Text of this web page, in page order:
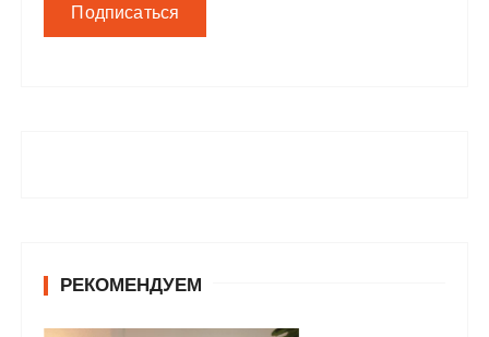
РЕКОМЕНДУЕМ